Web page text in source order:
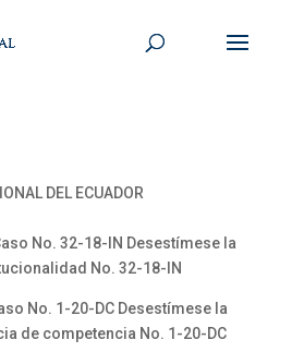
DEL ECUADOR
No. 32-18-IN Desestímese la
No. 32-18-IN
No. 1-20-DC Desestímese la
de competencia No. 1-20-DC